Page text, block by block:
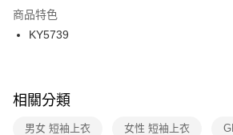
２．訂單成立數日內，您將收到繳費通知簡訊。
３．收到繳費通知簡訊後14天內，點擊此簡訊中的
ATM／網路銀行／等多元方式進行付款，方視為交
※ 交易是否成功請以「AFTEE先享後付 」之結帳
是否繳費成功／繳費後需取消欲退款等相關疑問，
客戶支援中心」https://
付款後門市自取
每筆NT$100，滿NT$1,500(含以上)免運費
商品特色
KY5739
相關分類
男女 短袖上衣 女性 短袖上衣